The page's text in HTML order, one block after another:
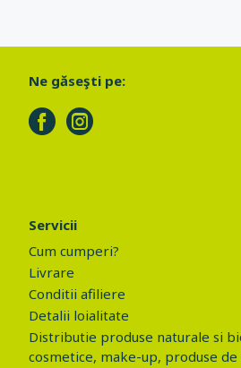
Ne găseşti pe:
Servicii
Cum cumperi?
Livrare
Conditii afiliere
Detalii loialitate
Distributie produse naturale si
cosmetice, make-up, produse de